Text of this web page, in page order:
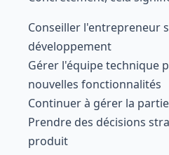
Conseiller l'entrepreneur
développement
Gérer l'équipe technique
nouvelles fonctionnalités
Continuer à gérer la
Prendre des décisions
produit